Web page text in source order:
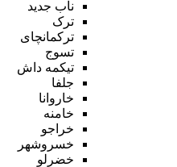
ناب جدید
ترک
ترکمانچای
تسوج
تیکمه داش
جلفا
خاروانا
خامنه
خراجو
خسروشهر
خضرلو